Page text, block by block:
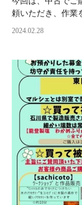
頼いただき、作業
2024.02.28